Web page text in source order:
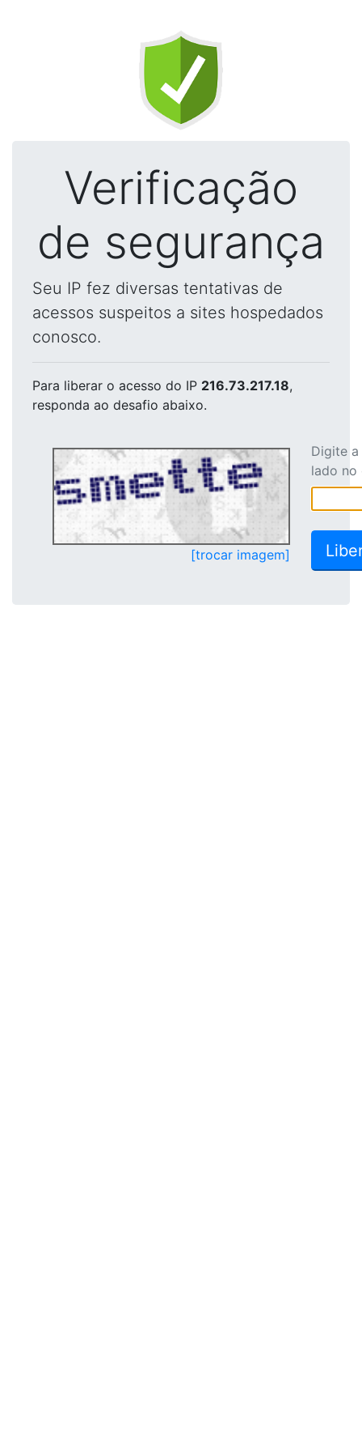
Verificação
de segurança
Seu IP fez diversas tentativas de
acessos suspeitos a sites hospedados
conosco.
Para liberar o acesso do IP 216.73.217.18,
responda ao desafio abaixo.
[trocar imagem]
Digite
lado no